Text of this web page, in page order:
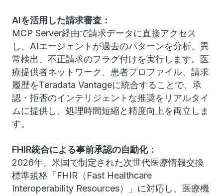
AIを活用した請求審査：
MCP Server経由で請求データに直接アクセス
し、AIエージェントが過去のパターンを分析、異
常検出、不正請求のフラグ付けを実行します。医
療提供者ネットワーク、患者プロファイル、請求
履歴をTeradata Vantageに統合することで、承
認・拒否のインテリジェントな推奨をリアルタイ
ムに提供し、処理時間短縮と精度向上を両立しま
す。
FHIR統合による事前承認の自動化：
2026年、米国で制定された次世代医療情報交換
標準規格「FHIR（Fast Healthcare
Interoperability Resources）」に対応し、医療機